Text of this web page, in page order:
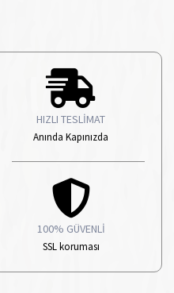
HIZLI TESLİMAT
Anında Kapınızda
100% GÜVENLİ
SSL koruması